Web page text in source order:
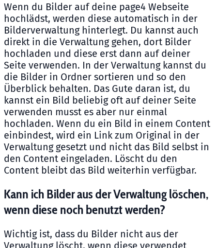
Wenn du Bilder auf deine page4 Webseite
hochlädst, werden diese automatisch in der
Bilderverwaltung hinterlegt. Du kannst auch
direkt in die Verwaltung gehen, dort Bilder
hochladen und diese erst dann auf deiner
Seite verwenden. In der Verwaltung kannst du
die Bilder in Ordner sortieren und so den
Überblick behalten. Das Gute daran ist, du
kannst ein Bild beliebig oft auf deiner Seite
verwenden musst es aber nur einmal
hochladen. Wenn du ein Bild in einem Content
einbindest, wird ein Link zum Original in der
Verwaltung gesetzt und nicht das Bild selbst in
den Content eingeladen. Löscht du den
Content bleibt das Bild weiterhin verfügbar.
Kann ich Bilder aus der Verwaltung löschen,
wenn diese noch benutzt werden?
Wichtig ist, dass du Bilder nicht aus der
Verwaltung löscht, wenn diese verwendet